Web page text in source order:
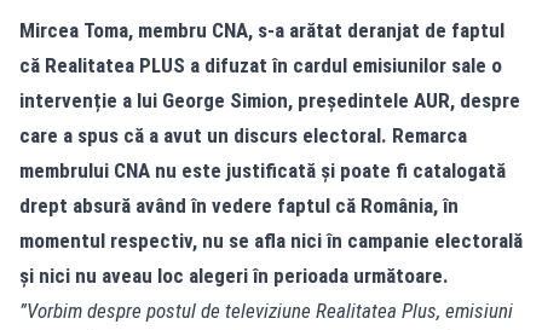
Mircea Toma, membru CNA, s-a arătat deranjat de faptul
că Realitatea PLUS a difuzat în cardul emisiunilor sale o
intervenție a lui George Simion, președintele AUR, despre
care a spus că a avut un discurs electoral. Remarca
membrului CNA nu este justificată și poate fi catalogată
drept absură având în vedere faptul că România, în
momentul respectiv, nu se afla nici în campanie electorală
și nici nu aveau loc alegeri în perioada următoare.
”Vorbim despre postul de televiziune Realitatea Plus, emisiuni